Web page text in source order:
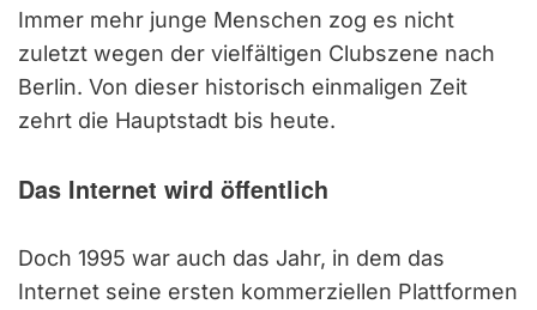
Immer mehr junge Menschen zog es nicht
zuletzt wegen der vielfältigen Clubszene nach
Berlin. Von dieser historisch einmaligen Zeit
zehrt die Hauptstadt bis heute.
Das Internet wird öffentlich
Doch 1995 war auch das Jahr, in dem das
Internet seine ersten kommerziellen Plattformen